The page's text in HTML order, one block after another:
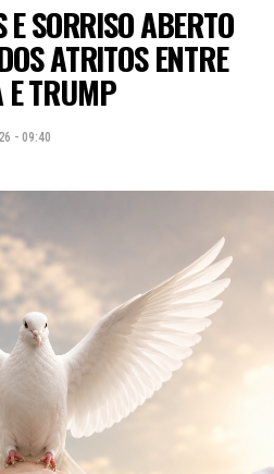
SORRISO ABERTO
ATRITOS ENTRE
E TRUMP
- 09:40